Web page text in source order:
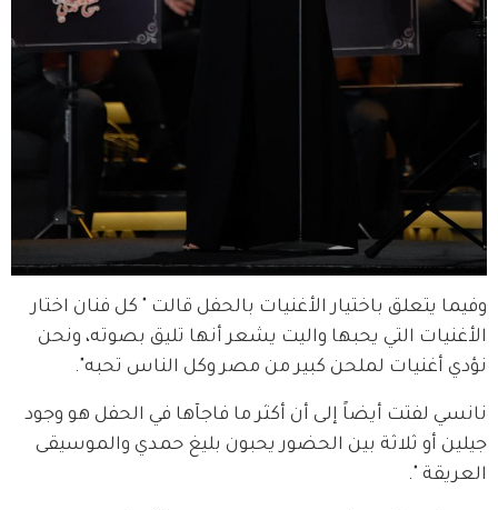
وفيما يتعلق باختيار الأغنيات بالحفل قالت " كل فنان اختار
الأغنيات التي يحبها واليت يشعر أنها تليق بصوته، ونحن
نؤدي أغنيات لملحن كبير من مصر وكل الناس تحبه".
نانسي لفتت أيضاً إلى أن أكثر ما فاجآها في الحفل هو وجود
جيلين أو ثلاثة بين الحضور يحبون بليغ حمدي والموسيقى
العريقة ".